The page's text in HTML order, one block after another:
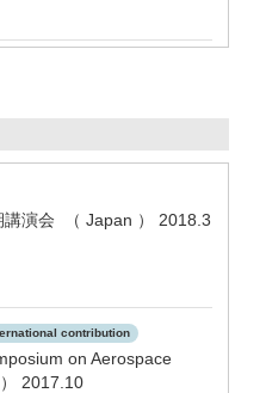
講演会 （ Japan ） 2018.3
contribution
on Aerospace
2017.10